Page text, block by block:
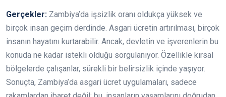
Gerçekler: Zambiya’da işsizlik oranı oldukça yüksek ve
birçok insan geçim derdinde. Asgari ücretin artırılması, birçok
insanın hayatını kurtarabilir. Ancak, devletin ve işverenlerin bu
konuda ne kadar istekli olduğu sorgulanıyor. Özellikle kırsal
bölgelerde çalışanlar, sürekli bir belirsizlik içinde yaşıyor.
Sonuçta, Zambiya’da asgari ücret uygulamaları, sadece